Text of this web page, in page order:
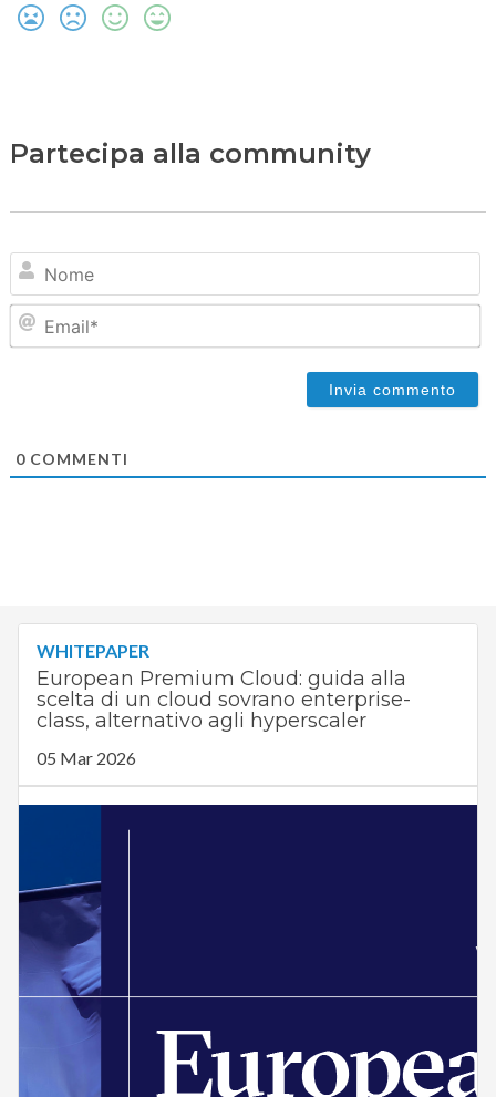
Partecipa alla community
0COMMENTI
WHITEPAPER
European Premium Cloud: guida alla
scelta di un cloud sovrano enterprise-
class, alternativo agli hyperscaler
05 Mar 2026